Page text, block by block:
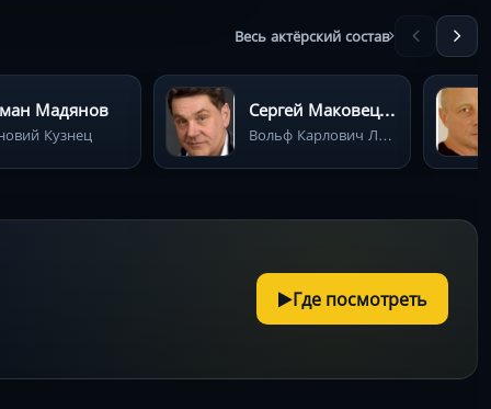
Весь актёрский состав
Мадянов
Кузнец
Сергей Маковецкий
Вольф Карлович Лейбе, профессор
Где посмотреть